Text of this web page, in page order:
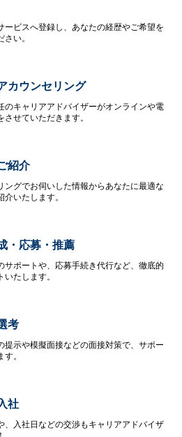
ービスへ登録し、あなたの経歴やご希望を
さい。
カウンセリング
のキャリアアドバイザーがオンラインや電
させていただきます。
紹介
ングでお伺いした情報からあなたに最適な
介いたします。
・応募・推薦
サポートや、応募手続き代行など、徹底的
いたします。
考
提示や模擬面接などの面接対策で、サポー
す。
社
、入社日などの交渉もキャリアアドバイザ